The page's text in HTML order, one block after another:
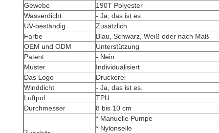
Gewebe
190T Polyester
Wasserdicht
- Ja, das ist es.
UV-beständig
Zusätzlich
Farbe
Blau, Schwarz, Weiß oder nach Maß
OEM und ODM
Unterstützung
Patent
- Nein.
Muster
Individualisiert
Das Logo
Druckerei
Winddicht
- Ja, das ist es.
Luftpol
TPU
Durchmesser
8 bis 10 cm
* Manuelle Pumpe
* Nylonseile